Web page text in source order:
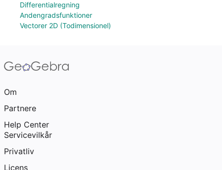
Differentialregning
Andengradsfunktioner
Vectorer 2D (Todimensionel)
Om
Partnere
Help Center
Servicevilkår
Privatliv
Licens